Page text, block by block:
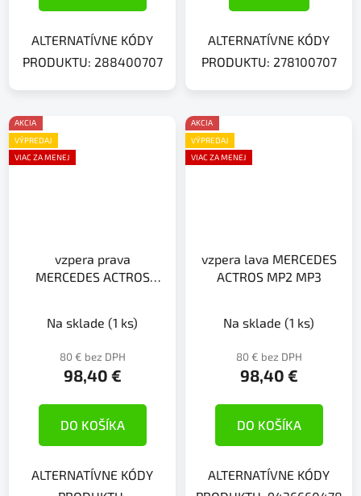
ALTERNATÍVNE KÓDY
PRODUKTU: 288400707
ALTERNATÍVNE KÓDY
PRODUKTU: 278100707
AKCIA
VÝPREDAJ
VIAC ZA MENEJ
vzpera prava
MERCEDES ACTROS
Na sklade (1 ks)
80 € bez DPH
98,40 €
DO KOŠÍKA
ALTERNATÍVNE KÓDY
AKCIA
VÝPREDAJ
VIAC ZA MENEJ
vzpera lava MERCEDES
ACTROS MP2 MP3
Na sklade (1 ks)
80 € bez DPH
98,40 €
DO KOŠÍKA
ALTERNATÍVNE KÓDY